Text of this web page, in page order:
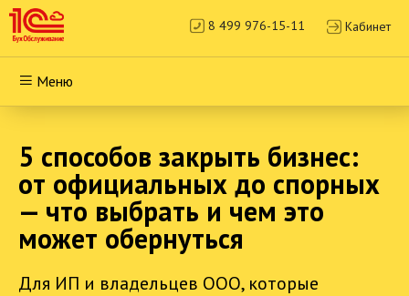
8 499 976-15-11 Кабинет
Меню
5 способов закрыть бизнес:
от официальных до спорных
— что выбрать и чем это
может обернуться
Для ИП и владельцев ООО, которые